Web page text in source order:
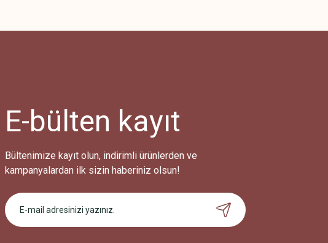
Bu ürüne benzer farklı alternatifler olmalı.
E-bülten kayıt
Bültenimize kayıt olun, indirimli ürünlerden ve
kampanyalardan ilk sizin haberiniz olsun!